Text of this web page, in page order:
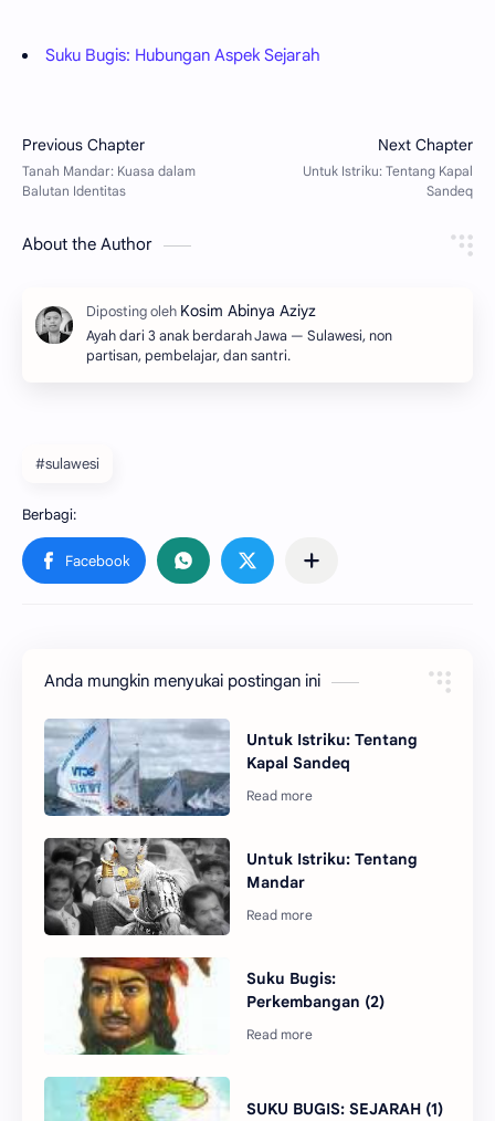
Suku Bugis: Hubungan Aspek Sejarah
About the Author
Ayah dari 3 anak berdarah Jawa — Sulawesi, non
partisan, pembelajar, dan santri.
#sulawesi
Anda mungkin menyukai postingan ini
Untuk Istriku: Tentang
Kapal Sandeq
Untuk Istriku: Tentang
Mandar
Suku Bugis:
Perkembangan (2)
SUKU BUGIS: SEJARAH (1)